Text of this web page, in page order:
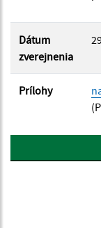
Dátum
zverejnenia
Prílohy